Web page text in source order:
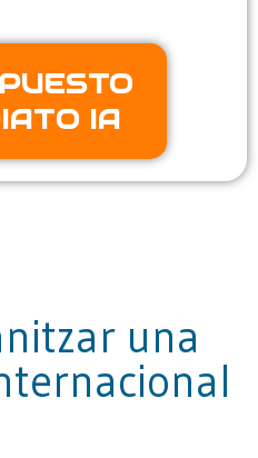
IA
una